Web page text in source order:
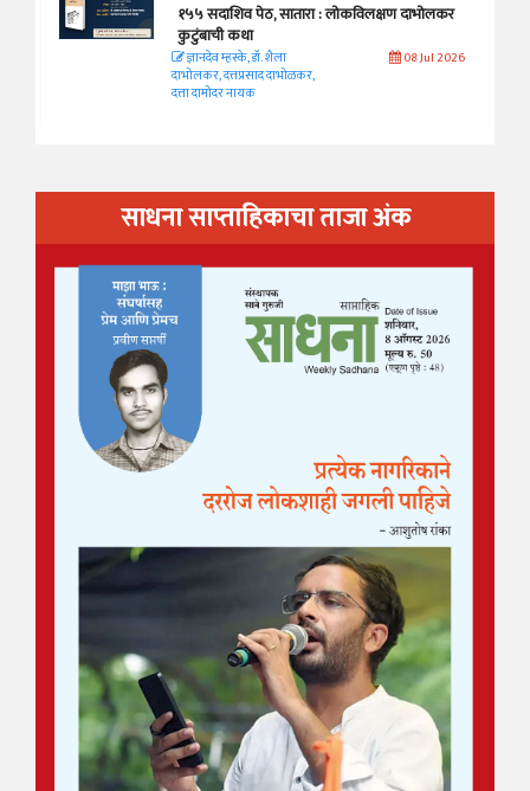
१५५ सदाशिव पेठ, सातारा : लोकविलक्षण दाभोलकर
कुटुंबाची कथा
ज्ञानदेव म्हस्के, डॉ. शैला
दाभोलकर, दत्तप्रसाद दाभोळकर,
दत्ता दामोदर नायक
08 Jul 2026
साधना साप्ताहिकाचा ताजा अंक